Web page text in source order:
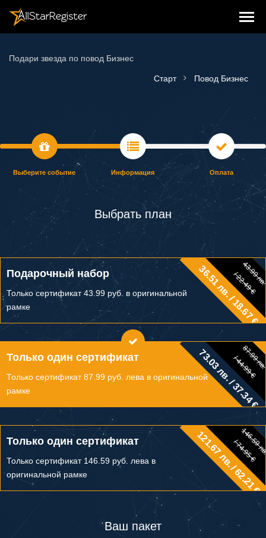
Подари звезда по повод Бизнес
Старт Повод Бизнес
Выберите событие Информация Оплата
Выбрать план
Подарочный набор 43.99 лв.
/ 22.49 €
43.99
/ 22.49 €
36.51 лв. / 18.67 €
Только сертификат 43.99 руб. в оригинальной
рамке
Только один сертификат 87.99 лв.
/ 44.99 €
87.99
/ 44.99 €
73.03 лв. / 37.34 €
Только сертификат 87.99 руб. лева в оригинальной
рамке
Только один сертификат 146.59 лв.
/ 74.95 €
146.59
/ 74.95 €
121.67 лв. / 62.21 €
Только сертификат 146.59 руб. лева в
оригинальной рамке
Ваш пакет